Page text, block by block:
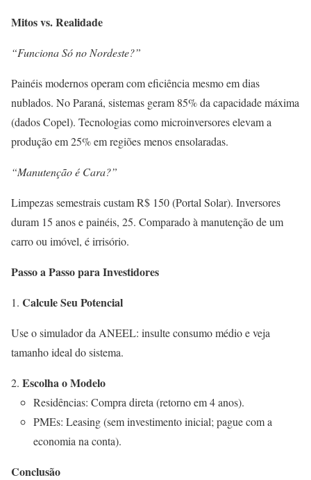
Mitos vs. Realidade
“Funciona Só no Nordeste?”
Painéis modernos operam com eficiência mesmo em dias
nublados. No Paraná, sistemas geram 85% da capacidade máxima
(dados Copel). Tecnologias como microinversores elevam a
produção em 25% em regiões menos ensolaradas.
“Manutenção é Cara?”
Limpezas semestrais custam R$ 150 (Portal Solar). Inversores
duram 15 anos e painéis, 25. Comparado à manutenção de um
carro ou imóvel, é irrisório.
Passo a Passo para Investidores
Calcule Seu Potencial
Use o simulador da ANEEL: insulte consumo médio e veja
tamanho ideal do sistema.
Escolha o Modelo
Residências: Compra direta (retorno em 4 anos).
PMEs: Leasing (sem investimento inicial; pague com a
economia na conta).
Conclusão